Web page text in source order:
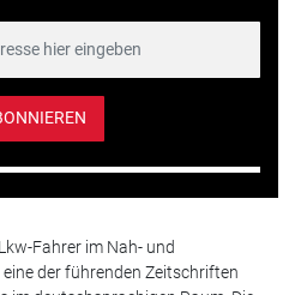
Fahrer im Nah- und
eine der führenden Zeitschriften